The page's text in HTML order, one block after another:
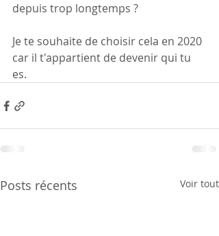
depuis trop longtemps ?
Je te souhaite de choisir cela en 2020
car il t'appartient de devenir qui tu
es.
Posts récents Voir tout